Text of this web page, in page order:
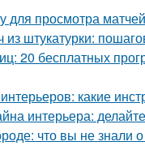
для просмотра
из штукатурки:
20 бесплатных
какие
интерьера:
что вы не знали